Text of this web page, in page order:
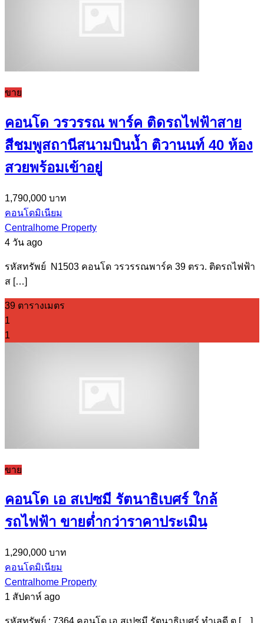
ขาย
คอนโด วรวรรณ พาร์ค ติดรถไฟฟ้าสาย
สีชมพูสถานีสนามบินน้ำ ติวานนท์ 40 ห้อง
สวยพร้อมเข้าอยู่
1,790,000 บาท
คอนโดมิเนียม
Centralhome Property
4 วัน ago
รหัสทรัพย์ N1503 คอนโด วรวรรณพาร์ค 39 ตรว. ติดรถไฟฟ้า
ส […]
39 ตารางเมตร
1
1
ขาย
คอนโด เอ สเปซมี รัตนาธิเบศร์ ใกล้
รถไฟฟ้า ขายต่ำกว่าราคาประเมิน
1,290,000 บาท
คอนโดมิเนียม
Centralhome Property
1 สัปดาห์ ago